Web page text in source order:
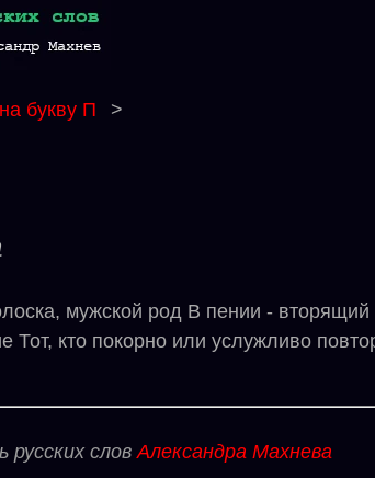
букву П >
мужской род В пении -
Тот, кто покорно или услужливо
русских словАлександра Махнева